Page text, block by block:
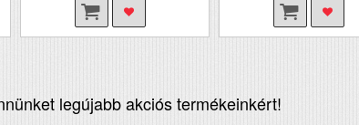
legújabb akciós termékeinkért!